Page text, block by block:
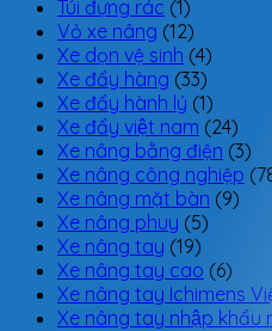
Túi đựng rác (1)
Vỏ xe nâng (12)
Xe dọn vệ sinh (4)
Xe đẩy hàng (33)
Xe đẩy hành lý (1)
Xe đẩy việt nam (24)
Xe nâng bằng điện (3)
Xe nâng công nghiệp
Xe nâng mặt bàn (9)
Xe nâng phuy (5)
Xe nâng tay (19)
Xe nâng tay cao (6)
Xe nâng tay Ichimens
Xe nâng tay nhập khẩu